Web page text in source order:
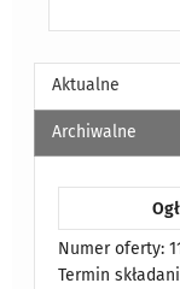
Aktualne
Archiwalne
Numer oferty:
Termin